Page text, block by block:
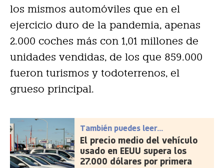
los mismos automóviles que en el
ejercicio duro de la pandemia, apenas
2.000 coches más con 1,01 millones de
unidades vendidas, de los que 859.000
fueron turismos y todoterrenos, el
grueso principal.
También puedes leer...
El precio medio del vehículo
usado en EEUU supera los
27.000 dólares por primera